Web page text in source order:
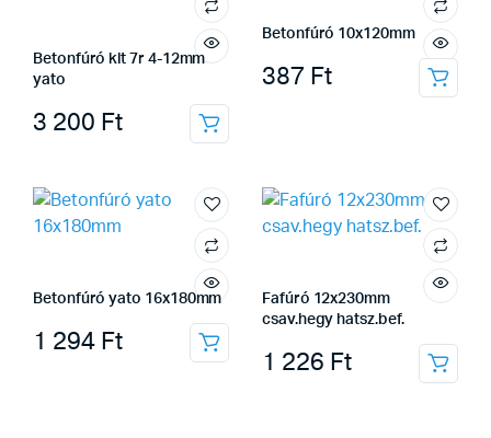
Betonfúró klt 7r 4-12mm
yato
3 200 Ft
Betonfúró 10x120mm
387 Ft
Betonfúró yato 16x180mm
1 294 Ft
Fafúró 12x230mm
csav.hegy hatsz.bef.
1 226 Ft